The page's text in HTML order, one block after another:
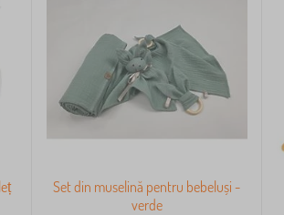
Set din muselină pentru bebeluși -
verde